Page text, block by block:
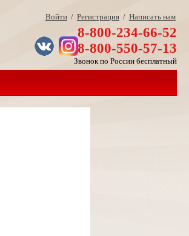
Войти/ Регистрация/ Написать нам
8-800-234-66-52
8-800-550-57-13
Звонок по России бесплатный